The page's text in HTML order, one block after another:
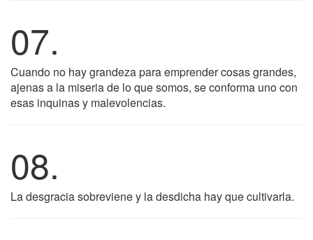
07.
Cuando no hay grandeza para emprender cosas grandes,
ajenas a la miseria de lo que somos, se conforma uno con
esas inquinas y malevolencias.
08.
La desgracia sobreviene y la desdicha hay que cultivarla.